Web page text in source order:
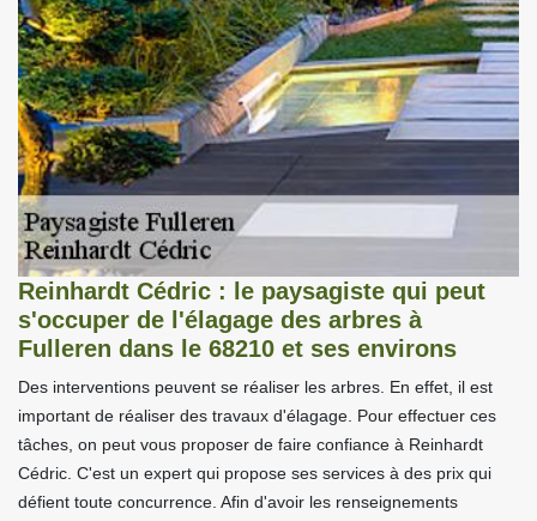
Reinhardt Cédric : le paysagiste qui peut
s'occuper de l'élagage des arbres à
Fulleren dans le 68210 et ses environs
Des interventions peuvent se réaliser les arbres. En effet, il est
important de réaliser des travaux d'élagage. Pour effectuer ces
tâches, on peut vous proposer de faire confiance à Reinhardt
Cédric. C'est un expert qui propose ses services à des prix qui
défient toute concurrence. Afin d'avoir les renseignements